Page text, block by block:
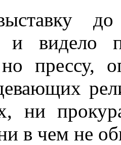
до
и видело
прессу,
ни
в чем не